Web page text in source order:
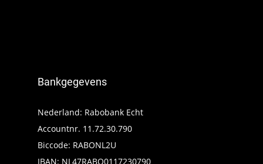
Bankgegevens
Nederland: Rabobank Echt
Accountnr. 11.72.30.790
Biccode: RABONL2U
IBAN: NL47RABO0117230790